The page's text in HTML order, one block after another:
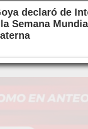
declaró de
Semana